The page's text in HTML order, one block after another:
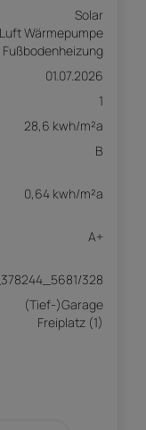
Solar
Luft Wärmepumpe
Fußbodenheizung
01.07.2026
1
28,6 kwh/m²a
B
0,64 kwh/m²a
A+
328
(Tief-)Garage
Freiplatz (1)